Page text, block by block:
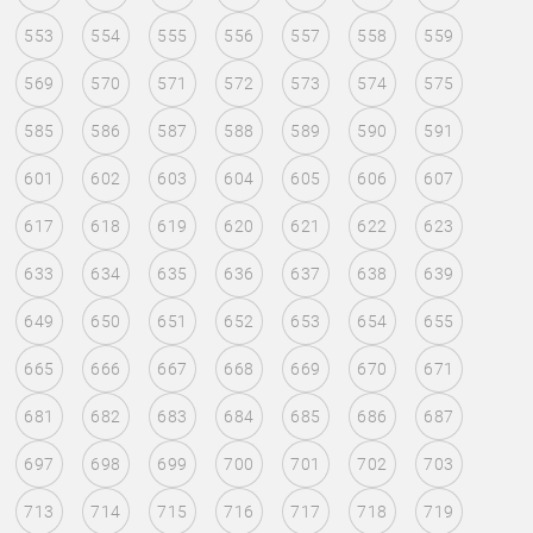
553 554 555 556 557 558 559
569 570 571 572 573 574 575
585 586 587 588 589 590 591
601 602 603 604 605 606 607
617 618 619 620 621 622 623
633 634 635 636 637 638 639
649 650 651 652 653 654 655
665 666 667 668 669 670 671
681 682 683 684 685 686 687
697 698 699 700 701 702 703
713 714 715 716 717 718 719